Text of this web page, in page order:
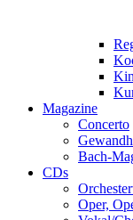
Magazine
Concerto
Bach-
CDs
Oper,